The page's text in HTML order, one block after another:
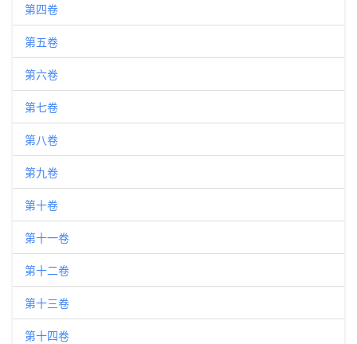
第四卷
第五卷
第六卷
第七卷
第八卷
第九卷
第十卷
第十一卷
第十二卷
第十三卷
第十四卷